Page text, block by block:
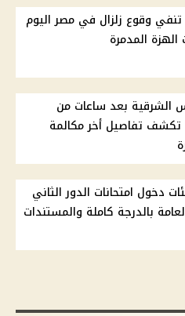
تنفي وقوع زلزال في مصر اليوم
المدمرة
الشرقية بعد ساعات من
تكشف تفاصيل أخر مكالمة
دخول امتحانات الدور الثاني
العامة بالدرجة كاملة والمستندات